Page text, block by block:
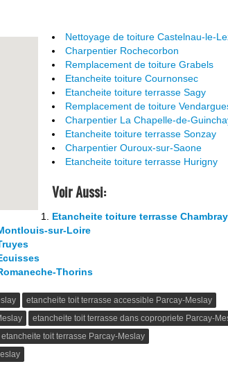
Nettoyage de toiture Castelnau-le-
Charpentier Rochecorbon
Remplacement de toiture Grabels
Etancheite toiture Cournonsec
Etancheite toiture terrasse Sagy
Remplacement de toiture
Charpentier La Chapelle-de-
Etancheite toiture terrasse Sonzay
Charpentier Ouroux-sur-Saone
Etancheite toiture terrasse Hurigny
Voir Aussi:
Etancheite toiture terrasse
sur-Loire
Thorins
etancheite toit terrasse accessible Parcay-Meslay
etancheite toit terrasse dans copropriete Parcay-
toit terrasse Parcay-Meslay